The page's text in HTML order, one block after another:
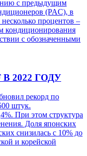
с предыдущим
(PAC), в
процентов –
кондиционирования
с обозначенными
2022 ГОДУ
рекорд по
штук.
При этом структура
Доля японских
снизилась с 10% до
и корейской